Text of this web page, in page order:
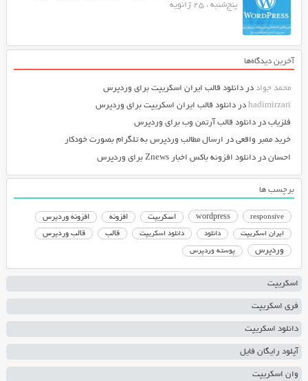
پنج‌شنبه ، 25 ژانویه
آخرین دیدگاه‌ها
محمد جواددر دانلود قالب ایران اسکریپت برای وردپرس
hadimirzariدر دانلود قالب ایران اسکریپت برای وردپرس
فلزیابدر دانلود قالب آرتمن وب برای وردپرس
خرید ممبر واقعیدر ارسال مطالب وردپرس به تلگرام بصورت خودکار
احساندر دانلود افزونه باکس اخبار Znews برای وردپرس
برچسب ها
responsive
wordpress اسکریپت افزونه افزونه وردپرس
ایران اسکریپت دانلود دانلود اسکریپت قالب قالب وردپرس
وردپرس پوسته وردپرس
اسکریپت
فری اسکریپت
دانلود اسکریپت
آپلود رایگان فایل
وان اسکریپت